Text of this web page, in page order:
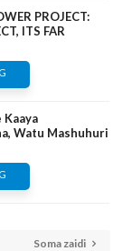
PROJECT:
ITS FAR
Kaaya
Watu Mashuhuri
Soma zaidi